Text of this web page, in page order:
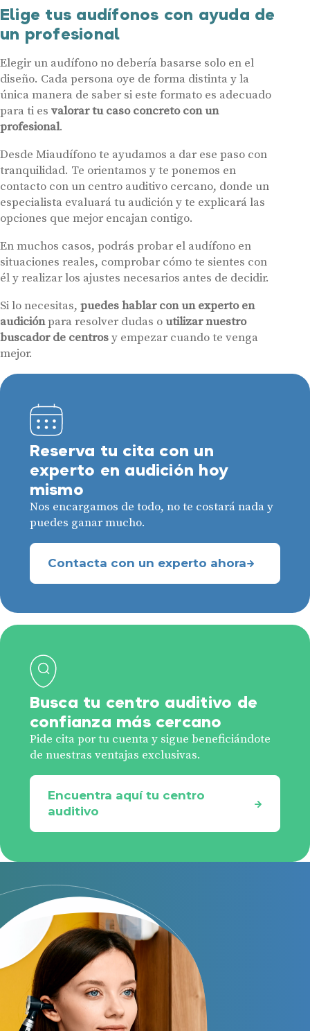
Elige tus audífonos con ayuda de
un profesional
Elegir un audífono no debería basarse solo en el
diseño. Cada persona oye de forma distinta y la
única manera de saber si este formato es adecuado
para ti es valorar tu caso concreto con un
profesional.
Desde Miaudífono te ayudamos a dar ese paso con
tranquilidad. Te orientamos y te ponemos en
contacto con un centro auditivo cercano, donde un
especialista evaluará tu audición y te explicará las
opciones que mejor encajan contigo.
En muchos casos, podrás probar el audífono en
situaciones reales, comprobar cómo te sientes con
él y realizar los ajustes necesarios antes de decidir.
Si lo necesitas, puedes hablar con un experto en
audiciónpara resolver dudas outilizar nuestro
buscador de centrosy empezar cuando te venga
mejor.
Reserva tu cita con un
experto en audición hoy
mismo
Nos encargamos de todo, no te costará nada y
puedes ganar mucho.
Contacta con un experto ahora
Busca tu centro auditivo de
confianza más cercano
Pide cita por tu cuenta y sigue beneficiándote
de nuestras ventajas exclusivas.
Encuentra aquí tu centro
auditivo